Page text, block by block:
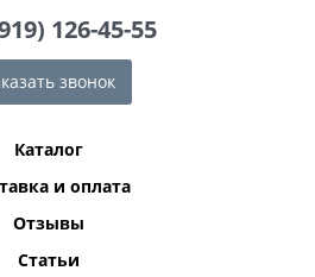
126-45-55
звонок
Каталог
и оплата
Отзывы
Статьи